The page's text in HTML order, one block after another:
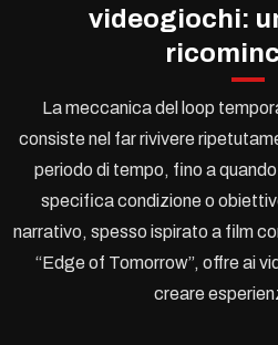
videogiochi:
La meccanica del loop
consiste nel far rivivere
periodo di tempo, fino a
specifica condizione o
narrativo, spesso ispirato a film
“Edge of Tomorrow”, offre ai
creare